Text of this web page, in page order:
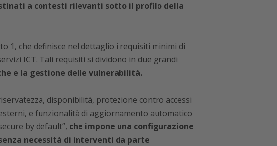
a contesti rilevanti sotto il profilo della
1, che definisce nel dettaglio i requisiti minimi di
ICT. Tali requisiti si dividono in due grandi
e la gestione delle vulnerabilità.
disponibilità, protezione contro accessi
e funzionalità di aggiornamento automatico
by default”, che impone una configurazione
necessità di interventi da parte